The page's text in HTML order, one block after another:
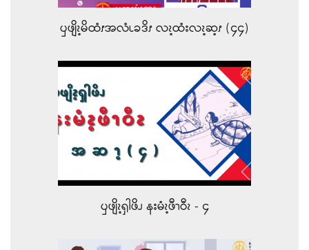
ၦဖျိၩ့မိထံၭအလံၬခဒိၭ လၩ့ထံးလၩ့ဆ့ၭ (၄၄)
ၦဖျိၩ့ၡါဖိၪ နးမံၩ့ဖီၫဝီၩ - ၄